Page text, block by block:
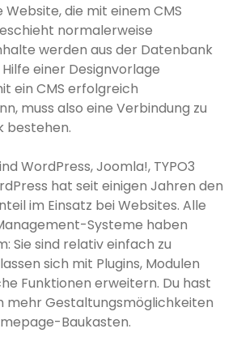
Website, die mit einem CMS
normalerweise
werden aus der Datenbank
einer Designvorlage
ein CMS erfolgreich
muss also eine Verbindung zu
bestehen.
WordPress, Joomla!, TYPO3
hat seit einigen Jahren den
im Einsatz bei Websites. Alle
Systeme haben
Sie sind relativ einfach zu
sich mit Plugins, Modulen
Funktionen erweitern. Du hast
mehr Gestaltungsmöglichkeiten
Baukasten.